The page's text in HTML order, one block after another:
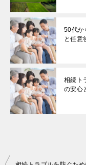
50代か
と任意
相続ト
の安心
投